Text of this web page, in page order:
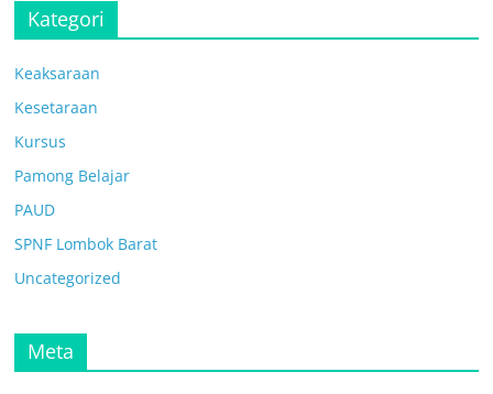
Kategori
Keaksaraan
Kesetaraan
Kursus
Pamong Belajar
PAUD
SPNF Lombok Barat
Uncategorized
Meta